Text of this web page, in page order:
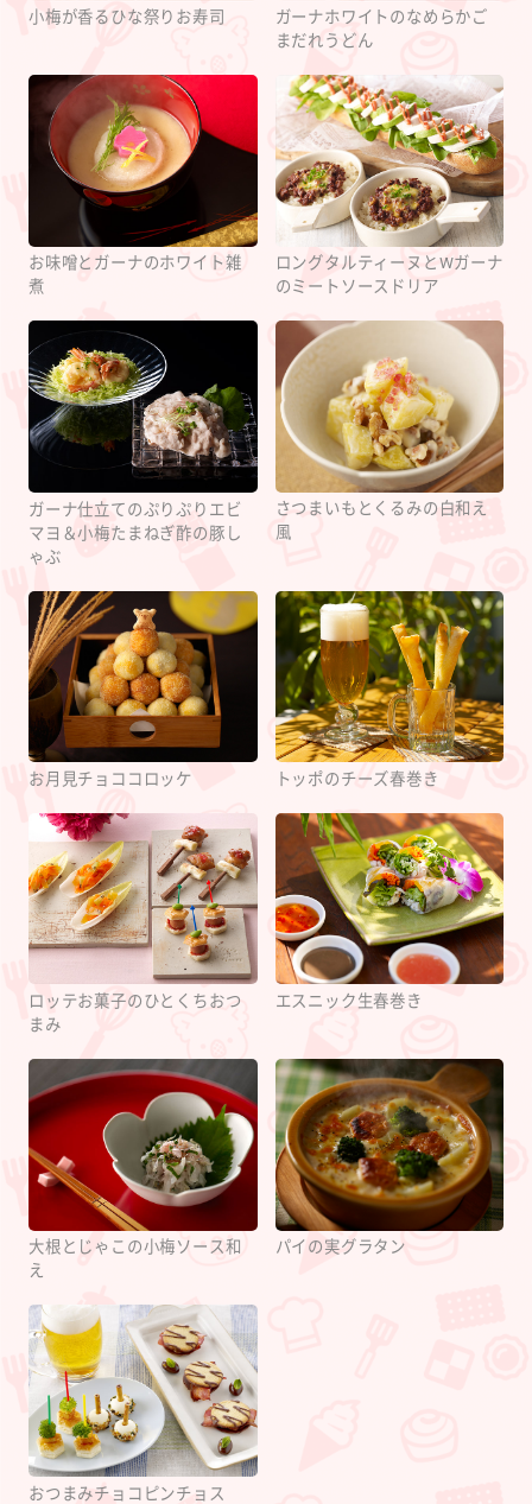
小梅が香るひな祭りお寿司
ガーナホワイトのなめらかご
まだれうどん
お味噌とガーナのホワイト雑
煮
ロングタルティーヌとWガーナ
のミートソースドリア
ガーナ仕立てのぷりぷりエビ
マヨ＆小梅たまねぎ酢の豚し
ゃぶ
さつまいもとくるみの白和え
風
お月見チョココロッケ トッポのチーズ春巻き
ロッテお菓子のひとくちおつ
まみ
エスニック生春巻き
大根とじゃこの小梅ソース和
え
パイの実グラタン
おつまみチョコピンチョス